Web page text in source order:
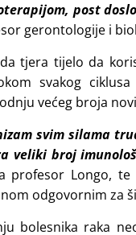
post
gerontologije i
tjera tijelo da
svakog
većeg broja
svim silama
broj
profesor Longo,
odgovornim za
bolesnika raka